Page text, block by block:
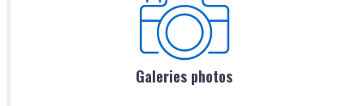
Galeries photos